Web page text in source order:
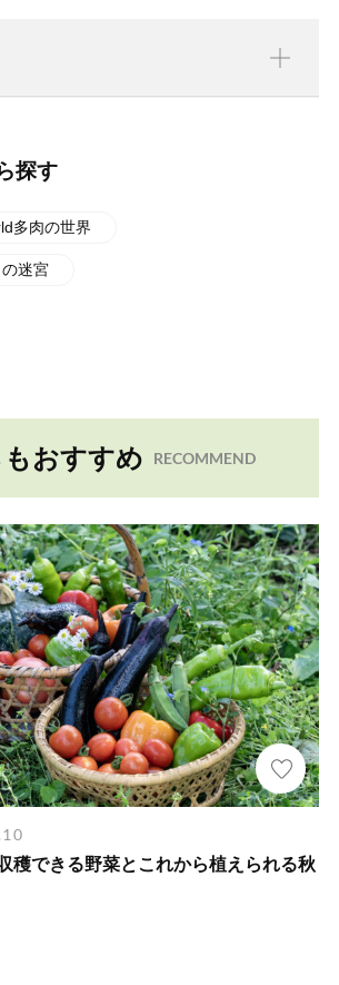
探す
多肉の世界
迷宮
おすすめ RECOMMEND
穫できる野菜とこれから植えられる秋